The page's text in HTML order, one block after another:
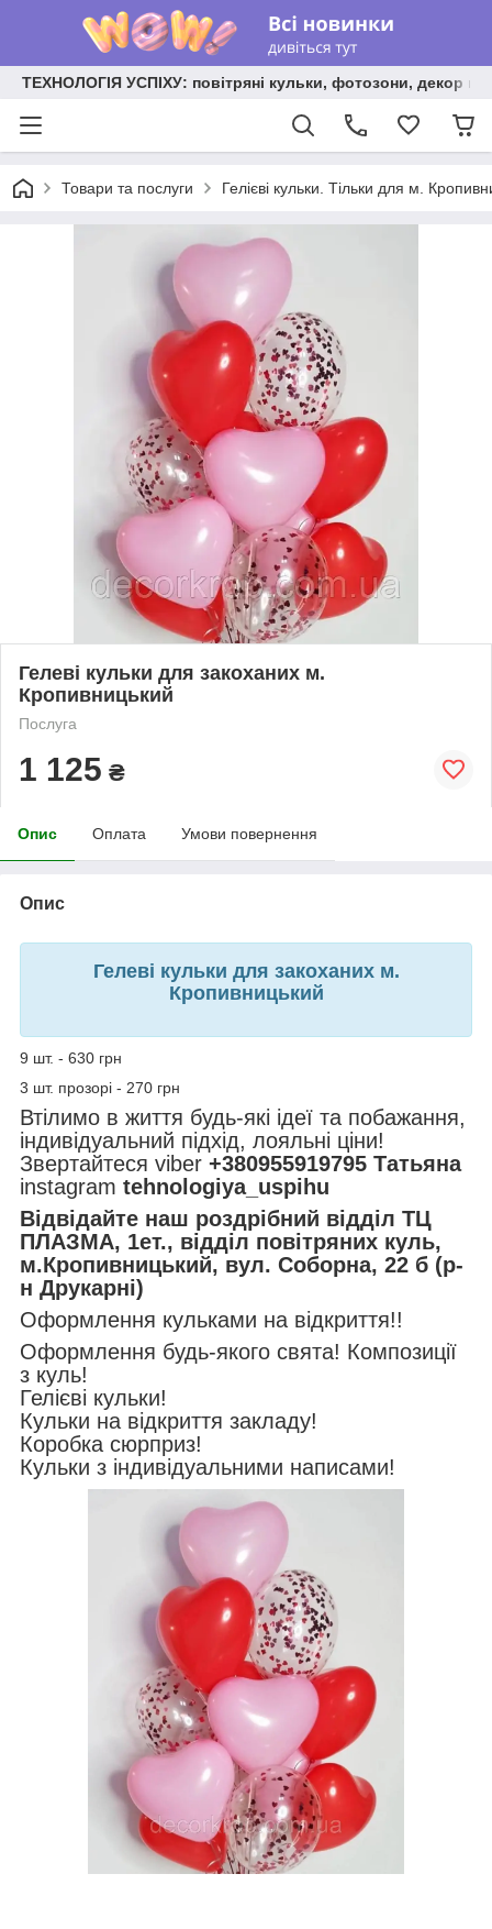
ТЕХНОЛОГІЯ УСПІХУ: повітряні кульки, фотозони, декор на
Товари та послуги Гелієві кульки. Тільки для м.
Гелеві кульки для закоханих м.
Кропивницький
Послуга
1 125 ₴
Опис Оплата Умови повернення
Опис
Гелеві кульки для закоханих м.
Кропивницький
9 шт. - 630 грн
3 шт. прозорі - 270 грн
Втілимо в життя будь-які ідеї та побажання,
індивідуальний підхід, лояльні ціни!
Звертайтеся viber +380955919795 Татьяна
instagram tehnologiya_uspihu
Відвідайте наш роздрібний відділ ТЦ
ПЛАЗМА, 1ет., відділ повітряних куль,
м.Кропивницький, вул. Соборна, 22 б (р-
н Друкарні)
Оформлення кульками на відкриття!!
Оформлення будь-якого свята! Композиції
з куль!
Гелієві кульки!
Кульки на відкриття закладу!
Коробка сюрприз!
Кульки з індивідуальними написами!